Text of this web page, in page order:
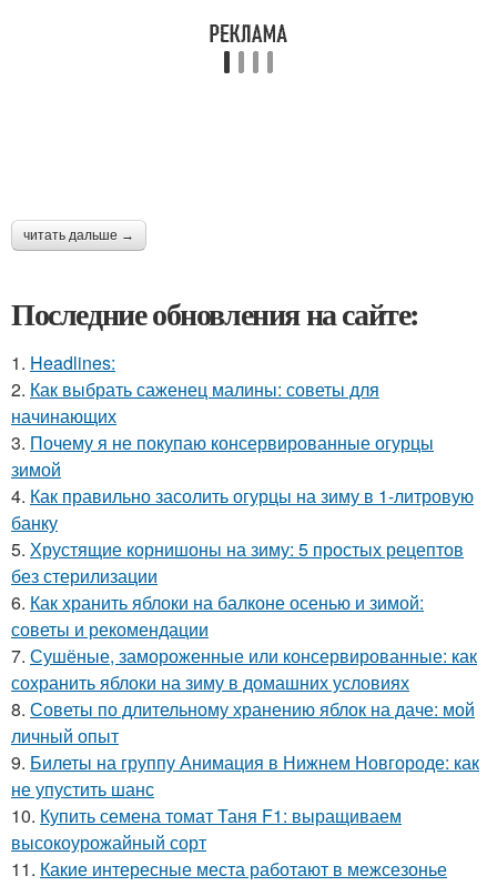
читать дальше →
Последние обновления на сайте:
1. Headlines:
2. Как выбрать саженец малины: советы для
начинающих
3. Почему я не покупаю консервированные огурцы
зимой
4. Как правильно засолить огурцы на зиму в 1-литровую
банку
5. Хрустящие корнишоны на зиму: 5 простых рецептов
без стерилизации
6. Как хранить яблоки на балконе осенью и зимой:
советы и рекомендации
7. Сушёные, замороженные или консервированные: как
сохранить яблоки на зиму в домашних условиях
8. Советы по длительному хранению яблок на даче: мой
личный опыт
9. Билеты на группу Анимация в Нижнем Новгороде: как
не упустить шанс
10. Купить семена томат Таня F1: выращиваем
высокоурожайный сорт
11. Какие интересные места работают в межсезонье